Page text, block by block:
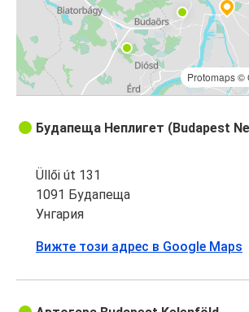
Protomaps©
Будапеща Неплигет (Budapest
Üllői út 131
1091 Будапеща
Унгария
Вижте този адрес в Google Maps